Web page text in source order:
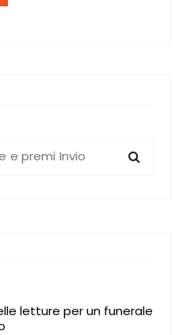
letture per un funerale